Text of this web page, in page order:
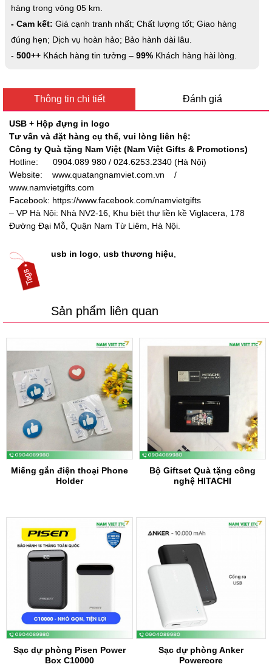
hàng trong vòng 05 km.
- Cam kết: Giá cạnh tranh nhất; Chất lượng tốt; Giao hàng
đúng hẹn; Dịch vụ hoàn hảo; Bảo hành dài lâu.
- 500++ Khách hàng tin tưởng – 99% Khách hàng hài lòng.
Thông tin chi tiết Đánh giá
USB + Hộp đựng in logo
Tư vấn và đặt hàng cụ thể, vui lòng liên hệ:
Công ty Quà tặng Nam Việt (Nam Việt Gifts & Promotions)
Hotline: 0904.089 980 / 024.6253.2340 (Hà Nội)
Website: www.quatangnamviet.com.vn /
www.namvietgifts.com
Facebook: https://www.facebook.com/namvietgifts
– VP Hà Nội: Nhà NV2-16, Khu biệt thự liền kề Viglacera, 178
Đường Đại Mỗ, Quận Nam Từ Liêm, Hà Nội.
usb in logo usb thương hiệu
Sản phẩm liên quan
Miếng gắn điện thoại Phone
Holder
Bộ Giftset Quà tặng công
nghệ HITACHI
Sạc dự phòng Pisen Power
Box C10000
Sạc dự phòng Anker
Powercore